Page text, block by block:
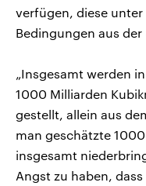
verfügen, diese
Bedingungen aus
„Insgesamt werden
1000 Milliarden
gestellt, allein aus
man geschätzte
insgesamt
Angst zu haben,